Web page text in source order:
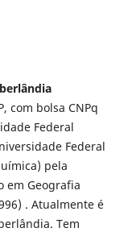
com bolsa CNPq
Federal
Federal
pela
em Geografia
. Atualmente é
Tem